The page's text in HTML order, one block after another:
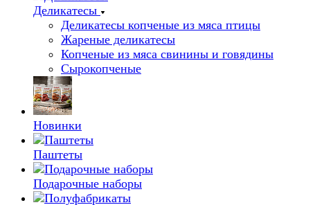
Деликатесы
Деликатесы копченые из мяса птицы
Жареные деликатесы
Копченые из мяса свинины и говядины
Сырокопченые
Новинки
Паштеты
Подарочные наборы